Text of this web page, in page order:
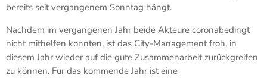
bereits seit vergangenem Sonntag hängt.
Nachdem im vergangenen Jahr beide Akteure coronabedingt
nicht mithelfen konnten, ist das City-Management froh, in
diesem Jahr wieder auf die gute Zusammenarbeit zurückgreifen
zu können. Für das kommende Jahr ist eine